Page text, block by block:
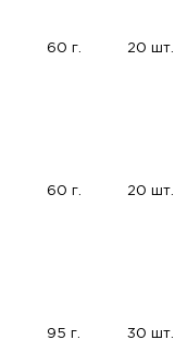
60 г. 20 шт.
60 г. 20 шт.
95 г. 30 шт.